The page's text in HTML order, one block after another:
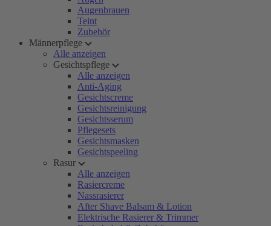
Augenbrauen
Teint
Zubehör
Männerpflege
Alle anzeigen
Gesichtspflege
Alle anzeigen
Anti-Aging
Gesichtscreme
Gesichtsreinigung
Gesichtsserum
Pflegesets
Gesichtsmasken
Gesichtspeeling
Rasur
Alle anzeigen
Rasiercreme
Nassrasierer
After Shave Balsam & Lotion
Elektrische Rasierer & Trimmer